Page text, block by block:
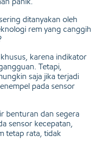
ditanyakan oleh
rem yang canggih
karena indikator
Tetapi,
saja jika terjadi
pada sensor
benturan dan segera
sensor kecepatan,
tetap rata, tidak